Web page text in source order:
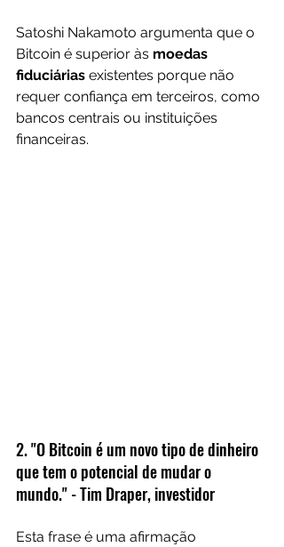
Satoshi Nakamoto argumenta que o
Bitcoin é superior às moedas
fiduciárias existentes porque não
requer confiança em terceiros, como
bancos centrais ou instituições
financeiras.
2. "O Bitcoin é um novo tipo de dinheiro
que tem o potencial de mudar o
mundo." - Tim Draper, investidor
Esta frase é uma afirmação